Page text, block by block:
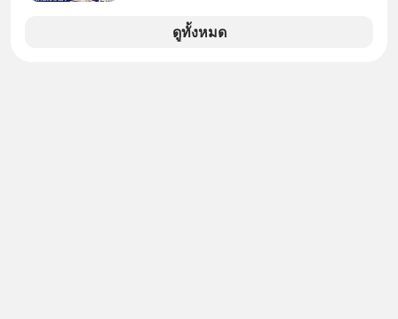
เพียง 1.3% เท่านั้น เกิดอะไรขึ้นกับที่พัก
รายเล็ก ? อะไรคือข้อจำกัดที่ทำให้โต
จนหน้าทิ่มแบบไม่ทันตั้งตัว…
ดูทั้งหมด